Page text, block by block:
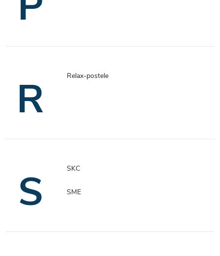
R
Relax-postele
S SKC
SME